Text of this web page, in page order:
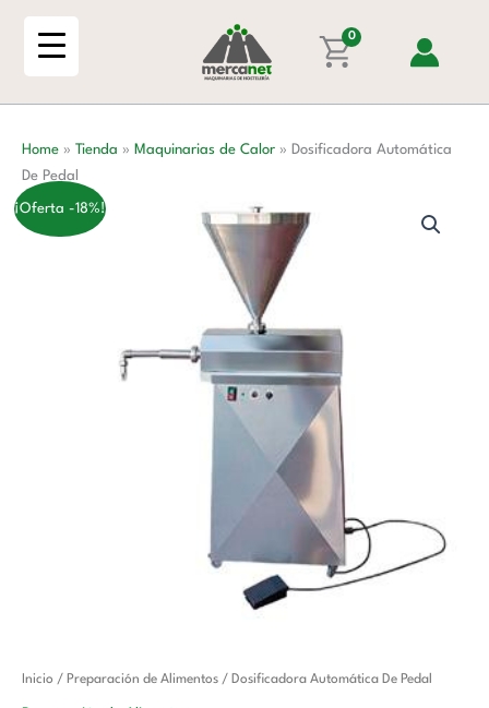
0
Home » Tienda » Maquinarias de Calor » Dosificadora Automática
De Pedal
¡Oferta -18%!
Inicio / Preparación de Alimentos / Dosificadora Automática De Pedal
El
El
Dosificadora
Automática
cantidad